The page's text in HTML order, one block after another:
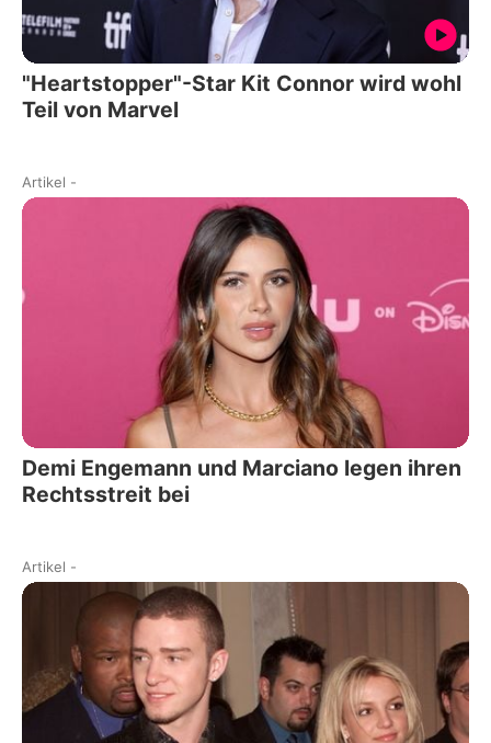
"Heartstopper"-Star Kit Connor wird wohl
Teil von Marvel
Artikel -
Demi Engemann und Marciano legen ihren
Rechtsstreit bei
Artikel -